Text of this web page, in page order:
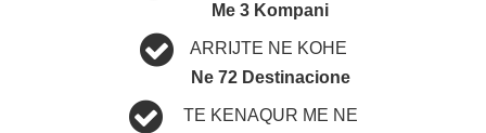
Me 3 Kompani
ARRIJTE NE KOHE
Ne 72 Destinacione
TE KENAQUR ME NE